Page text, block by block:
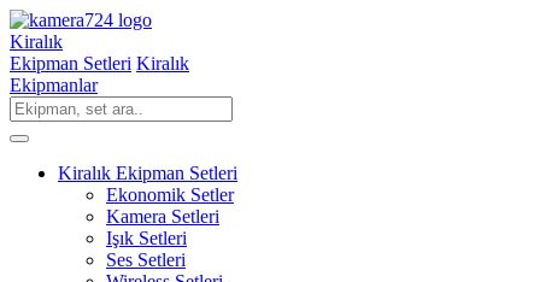
Kiralık
Ekipman Setleri Kiralık
Ekipmanlar
Kiralık Ekipman Setleri
Ekonomik Setler
Kamera Setleri
Işık Setleri
Ses Setleri